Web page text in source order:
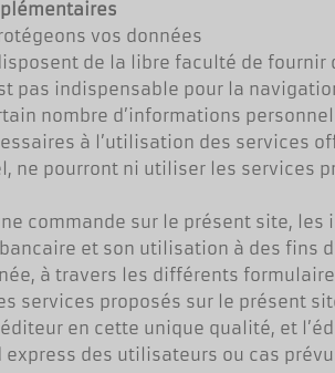
vos données
de la libre faculté de
pas indispensable pour la
nombre d’informations
à l’utilisation des services
ne pourront ni utiliser les services
commande sur le présent site,
et son utilisation à des fins
à travers les différents
services proposés sur le présent
en cette unique qualité, et
express des utilisateurs ou cas